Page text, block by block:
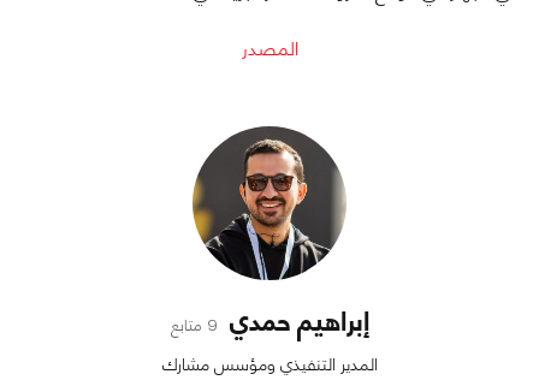
المصدر
إبراهيم حمدي 9 متابع
المدير التنفيذي ومؤسس مشارك